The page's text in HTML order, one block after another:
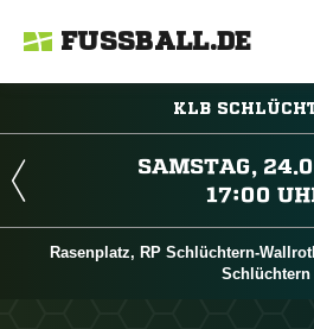
FUSSBALL.DE
KLB


Rasenplatz, RP Schlüchtern-
Schlüchtern